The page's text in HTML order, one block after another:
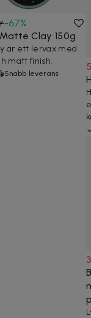
-67%
Clay 150g
är ett lervax med
matt finish.
Snabb leverans